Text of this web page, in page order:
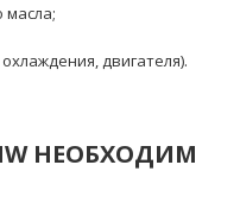
масла;
двигателя).
НЕОБХОДИМ